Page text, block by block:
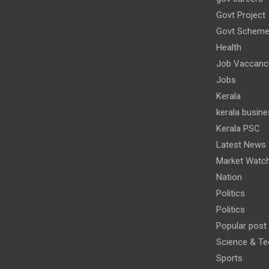
Govt Project
Govt
Health
Job
Jobs
Kerala
kerala
Kerala PSC
Latest News
Market
Nation
Politics
Politics
Popular post
Science &
Sports